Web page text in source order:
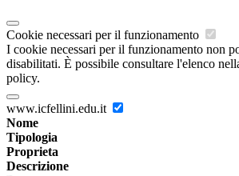
Cookie necessari per il funzionamento
I cookie necessari per il funzionamento non
disabilitati. È possibile consultare l'elenco
policy.
www.icfellini.edu.it
Nome
Tipologia
Proprieta
Descrizione